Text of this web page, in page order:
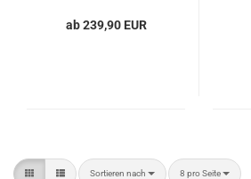
ab 239,90 EUR
Sortieren nach
Sortieren nach 8 pro Seite
pro Seite